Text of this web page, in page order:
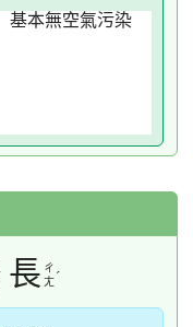
長 ㄔ
ㄤˊ